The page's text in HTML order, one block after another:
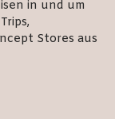
in und um
Stores aus